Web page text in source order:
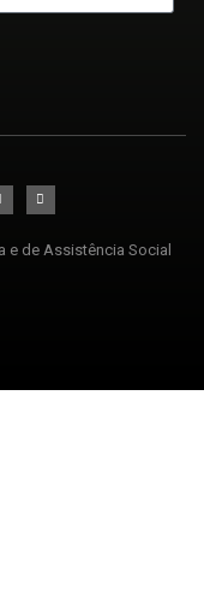
e de Assistência Social